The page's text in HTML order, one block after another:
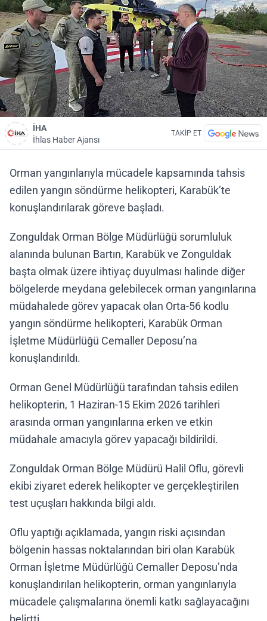
İHA
İhlas Haber Ajansı
TAKİP ET
Orman yangınlarıyla mücadele kapsamında tahsis
edilen yangın söndürme helikopteri, Karabük’te
konuşlandırılarak göreve başladı.
Zonguldak Orman Bölge Müdürlüğü sorumluluk
alanında bulunan Bartın, Karabük ve Zonguldak
başta olmak üzere ihtiyaç duyulması halinde diğer
bölgelerde meydana gelebilecek orman yangınlarına
müdahalede görev yapacak olan Orta-56 kodlu
yangın söndürme helikopteri, Karabük Orman
İşletme Müdürlüğü Cemaller Deposu’na
konuşlandırıldı.
Orman Genel Müdürlüğü tarafından tahsis edilen
helikopterin, 1 Haziran-15 Ekim 2026 tarihleri
arasında orman yangınlarına erken ve etkin
müdahale amacıyla görev yapacağı bildirildi.
Zonguldak Orman Bölge Müdürü Halil Oflu, görevli
ekibi ziyaret ederek helikopter ve gerçekleştirilen
test uçuşları hakkında bilgi aldı.
Oflu yaptığı açıklamada, yangın riski açısından
bölgenin hassas noktalarından biri olan Karabük
Orman İşletme Müdürlüğü Cemaller Deposu’nda
konuşlandırılan helikopterin, orman yangınlarıyla
mücadele çalışmalarına önemli katkı sağlayacağını